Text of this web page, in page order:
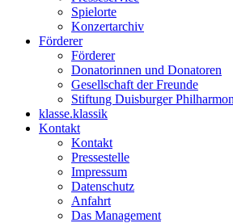
Spielorte
Konzertarchiv
Förderer
Förderer
Donatorinnen und Donatoren
Gesellschaft der Freunde
Stiftung Duisburger
klasse.klassik
Kontakt
Kontakt
Pressestelle
Impressum
Datenschutz
Anfahrt
Das Management